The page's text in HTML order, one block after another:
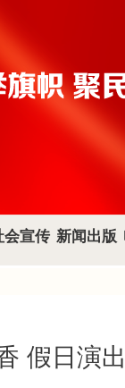
会宣传 新闻出版
假日演